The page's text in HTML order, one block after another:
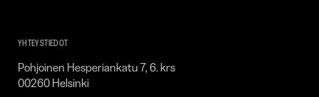
KirpiläYHTEYSTIEDOT
Pohjoinen Hesperiankatu 7, 6. krs
00260 Helsinki